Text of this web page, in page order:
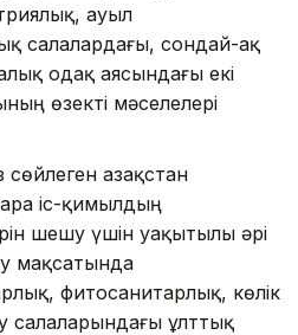
ауыл
салалардағы, сондай-ақ
одақ аясындағы екі
өзекті мәселелері
Қазақстан
іс-қимылдың
шешу үшін уақытылы әрі
мақсатында
фитосанитарлық, көлік
салаларындағы ұлттық